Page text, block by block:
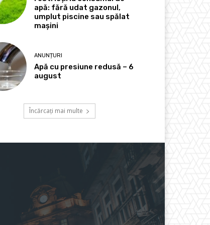
apă: fără udat gazonul,
umplut piscine sau spălat
mașini
ANUNȚURI
Apă cu presiune redusă – 6
august
Încărcați mai multe